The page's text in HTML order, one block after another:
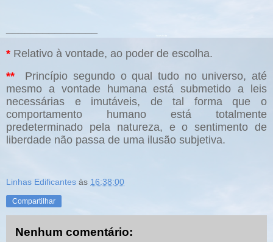
* Relativo à vontade, ao poder de escolha.
** Princípio segundo o qual tudo no universo, até
mesmo a vontade humana está submetido a leis
necessárias e imutáveis, de tal forma que o
comportamento humano está totalmente
predeterminado pela natureza, e o sentimento de
liberdade não passa de uma ilusão subjetiva.
Linhas Edificantes às 16:38:00
Compartilhar
Nenhum comentário: